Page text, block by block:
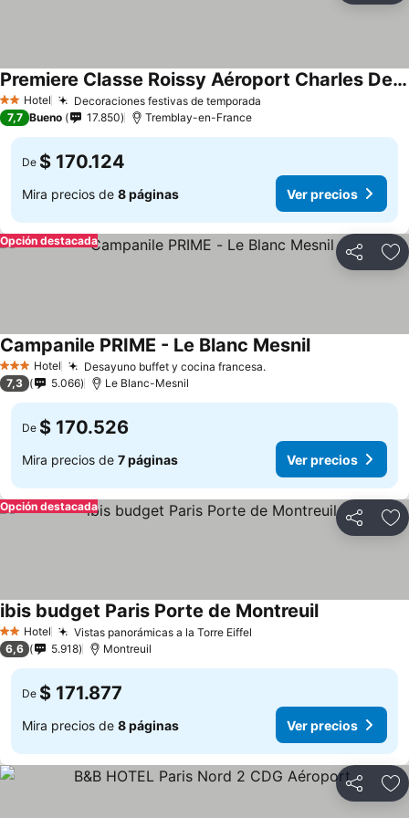
2 Estrellas
Hotel Decoraciones festivas de temporada
Premiere Classe Roissy Aéroport Charles De Gaulle
7,7 Bueno 17.850 Tremblay-en-France
De $ 170.124
Mira precios de 8 páginas Ver precios
Compartir
Opción destacada
3 Estrellas
Hotel Desayuno buffet y cocina francesa.
Campanile PRIME - Le Blanc Mesnil
7,3 5.066 Le Blanc-Mesnil
De $ 170.526
Mira precios de 7 páginas Ver precios
Compartir
Opción destacada
2 Estrellas
Hotel Vistas panorámicas a la Torre Eiffel
ibis budget Paris Porte de Montreuil
6,6 5.918 Montreuil
De $ 171.877
Mira precios de 8 páginas Ver precios
Compartir